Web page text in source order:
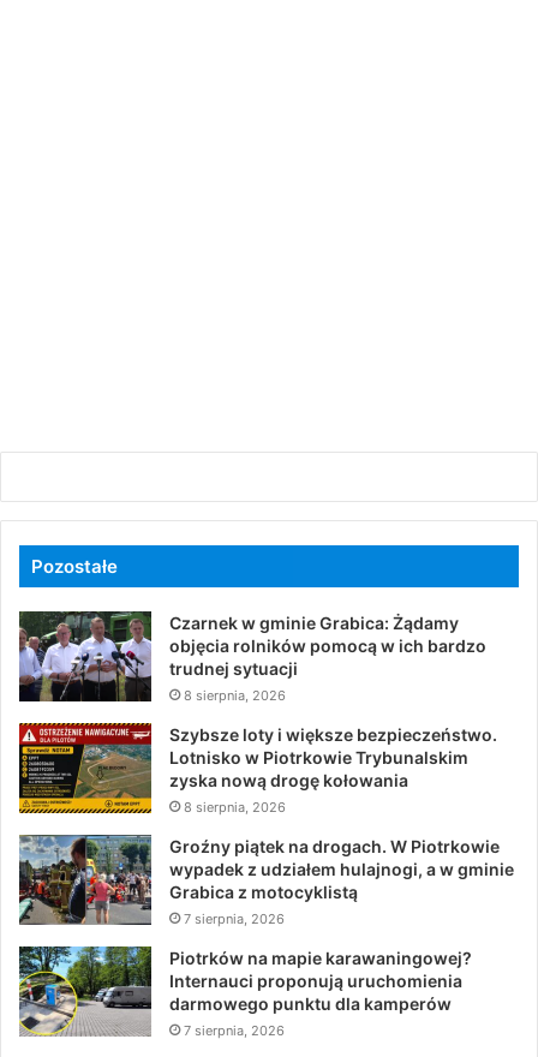
Pozostałe
Czarnek w gminie Grabica: Żądamy
objęcia rolników pomocą w ich bardzo
trudnej sytuacji
8 sierpnia, 2026
Szybsze loty i większe bezpieczeństwo.
Lotnisko w Piotrkowie Trybunalskim
zyska nową drogę kołowania
8 sierpnia, 2026
Groźny piątek na drogach. W Piotrkowie
wypadek z udziałem hulajnogi, a w gminie
Grabica z motocyklistą
7 sierpnia, 2026
Piotrków na mapie karawaningowej?
Internauci proponują uruchomienia
darmowego punktu dla kamperów
7 sierpnia, 2026